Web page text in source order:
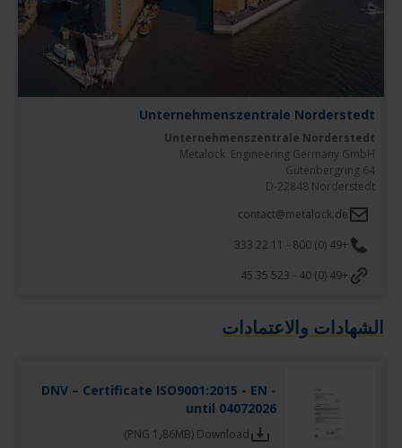
Unternehmenszentrale Norderstedt
Unternehmenszentrale Norderstedt
D-22848 Norderstedt
contact@metalock.de
+49 (0) 800 - 11 22 333
+49 (0) 40 - 523 35 45
الشهادات والاعتمادات
DNV – Certificate ISO9001:2015 - EN -
until 04072026
Download (PNG 1٫86MB)